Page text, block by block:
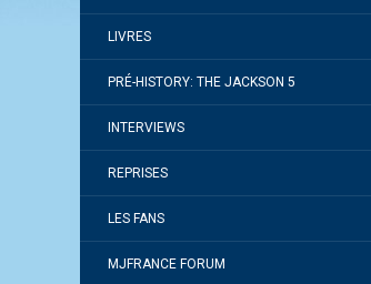
LIVRES
PRÉ-HISTORY: THE JACKSON 5
INTERVIEWS
REPRISES
LES FANS
MJFRANCE FORUM